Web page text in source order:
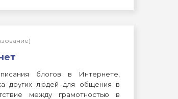
блогов в Интернете,
других людей для общения в
между грамотностью в